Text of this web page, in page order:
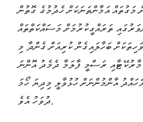
މަގުތައް އަމާންތަނަކަށް ހެދުމުގެ ގޮތުން
ތަރައްގީކުރުމަށް މަސައްކަތްތައް
ބަހާލައިގެން ކުރިއަށް ގެންދާ މި
މާރުކޭޓާއި ރަސްމީ ފާލަމާ ދެމެދު އޮންނަ
އާންމުންނަށް ހުޅުވާލީ މިދިޔަ ހޯމަ
ދުވަހު އެވެ.